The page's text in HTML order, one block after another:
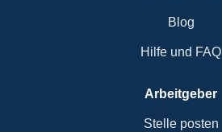
Blog
Hilfe und FAQ
Arbeitgeber
Stelle posten